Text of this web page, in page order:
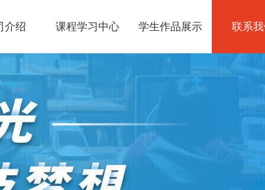
介绍 课程学习中心 学生作品展示 联系